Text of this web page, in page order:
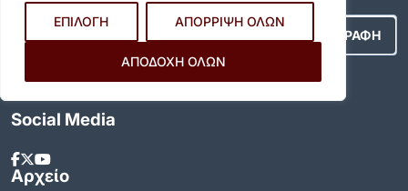
ΕΠΙΛΟΓΗ ΑΠΟΡΡΙΨΗ ΟΛΩΝ
ΑΠΟΔΟΧΗ ΟΛΩΝ
Αποδέχομαι τουςΌρους Χρήσης.
Social Media
Αρχείο